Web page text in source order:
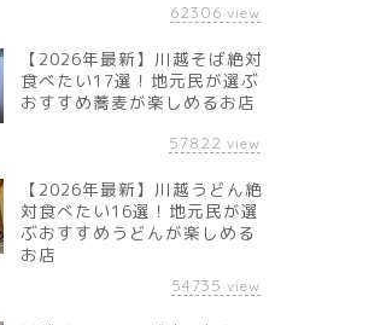
62306 view
【2026年最新】川越そば絶対
食べたい17選！地元民が選ぶ
おすすめ蕎麦が楽しめるお店
57822 view
【2026年最新】川越うどん絶
対食べたい16選！地元民が選
ぶおすすめうどんが楽しめる
お店
54735 view